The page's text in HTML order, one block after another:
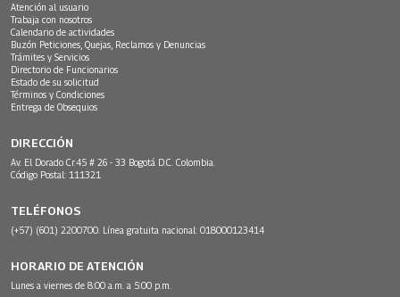
Atención al usuario
Trabaja con nosotros
Calendario de actividades
Buzón Peticiones, Quejas, Reclamos y Denuncias
Trámites y Servicios
Directorio de Funcionarios
Estado de su solicitud
Términos y Condiciones
Entrega de Obsequios
DIRECCIÓN
Av. El Dorado Cr.45 # 26 - 33 Bogotá D.C. Colombia.
Código Postal: 111321
TELÉFONOS
(+57) (601) 2200700. Línea gratuita nacional: 018000123414
HORARIO DE ATENCIÓN
Lunes a viernes de 8:00 a.m. a 5:00 p.m.